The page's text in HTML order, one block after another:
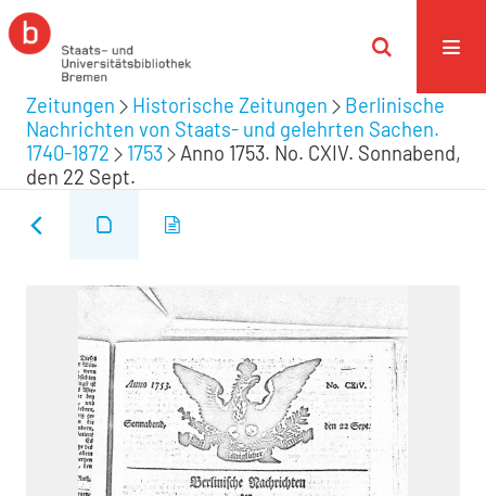
Zeitungen Historische Zeitungen
Berlinische
Nachrichten von Staats- und gelehrten Sachen.
1740-1872
1753
Anno 1753. No. CXIV. Sonnabend,
den 22 Sept.